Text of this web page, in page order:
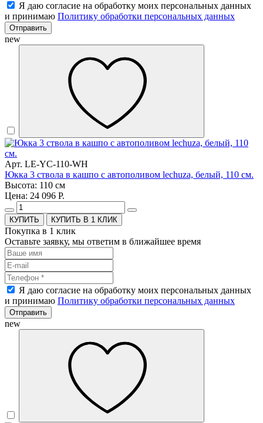
Я даю согласие на обработку моих персональных данных
и принимаю Политику обработки персональных данных
Отправить
new
Арт. LE-YC-110-WH
Юкка 3 ствола в кашпо с автополивом lechuza, белый, 110 см.
Высота: 110 см
Цена: 24 096 Р.
КУПИТЬ В 1 КЛИК
Покупка в 1 клик
Оставьте заявку, мы ответим в ближайшее время
Я даю согласие на обработку моих персональных данных
и принимаю Политику обработки персональных данных
Отправить
new